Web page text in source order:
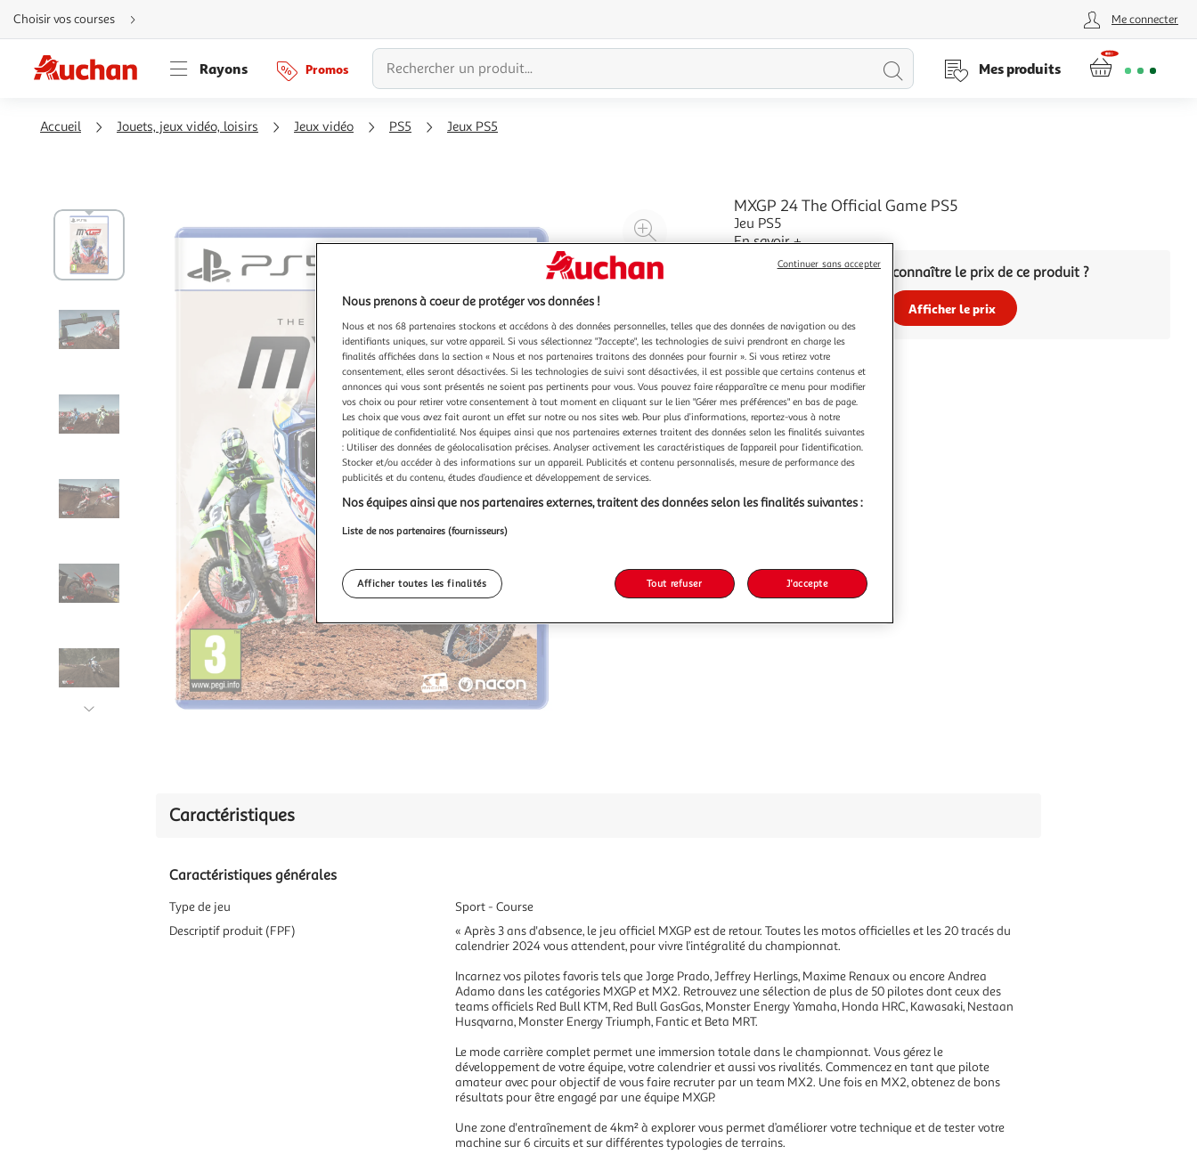
Aller
directement
au
Aller
directement
à
Aller
directement
Choisir vos courses Me connecter
Rayons Promos
Lancer
Mes produits
Accueil Jouets, jeux vidéo, loisirs Jeux vidéo PS5 Jeux PS5
Illustration
Agrandir
l'illustration
à
Réduire
à
100
%
Partager
le
produit
MXGP 24 The Official Game PS5
Jeu PS5
En savoir +
Vous voulez connaître le prix de ce produit ?
Afficher le prix
Caractéristiques
Caractéristiques générales
Type de jeu
Sport - Course
Descriptif produit (FPF)
« Après 3 ans d'absence, le jeu officiel MXGP est de retour. Toutes les motos officielles et les 20 tracés du
calendrier 2024 vous attendent, pour vivre l’intégralité du championnat.
Incarnez vos pilotes favoris tels que Jorge Prado, Jeffrey Herlings, Maxime Renaux ou encore Andrea
Adamo dans les catégories MXGP et MX2. Retrouvez une sélection de plus de 50 pilotes dont ceux des
teams officiels Red Bull KTM, Red Bull GasGas, Monster Energy Yamaha, Honda HRC, Kawasaki, Nestaan
Husqvarna, Monster Energy Triumph, Fantic et Beta MRT.
Le mode carrière complet permet une immersion totale dans le championnat. Vous gérez le
développement de votre équipe, votre calendrier et aussi vos rivalités. Commencez en tant que pilote
amateur avec pour objectif de vous faire recruter par un team MX2. Une fois en MX2, obtenez de bons
résultats pour être engagé par une équipe MXGP.
Une zone d'entraînement de 4km² à explorer vous permet d’améliorer votre technique et de tester votre
machine sur 6 circuits et sur différentes typologies de terrains.
Nous prenons à coeur de protéger vos données !
Nous et nos 68 partenaires stockons et accédons à des données personnelles, telles que des données de navigation ou des
identifiants uniques, sur votre appareil. Si vous sélectionnez "J'accepte", les technologies de suivi prendront en charge les
finalités affichées dans la section « Nous et nos partenaires traitons des données pour fournir ». Si vous retirez votre
consentement, elles seront désactivées. Si les technologies de suivi sont désactivées, il est possible que certains contenus et
annonces qui vous sont présentés ne soient pas pertinents pour vous. Vous pouvez faire réapparaître ce menu pour modifier
vos choix ou pour retirer votre consentement à tout moment en cliquant sur le lien "Gérer mes préférences" en bas de page.
Les choix que vous avez fait auront un effet sur notre ou nos sites web. Pour plus d’informations, reportez-vous à notre
politique de confidentialité. Nos équipes ainsi que nos partenaires externes traitent des données selon les finalités suivantes
: Utiliser des données de géolocalisation précises. Analyser activement les caractéristiques de l’appareil pour l’identification.
Stocker et/ou accéder à des informations sur un appareil. Publicités et contenu personnalisés, mesure de performance des
publicités et du contenu, études d’audience et développement de services.
Nos équipes ainsi que nos partenaires externes, traitent des données selon les finalités suivantes :
Liste de nos partenaires (fournisseurs)
Afficher toutes les finalités Tout refuser J'accepte
Continuer sans accepter